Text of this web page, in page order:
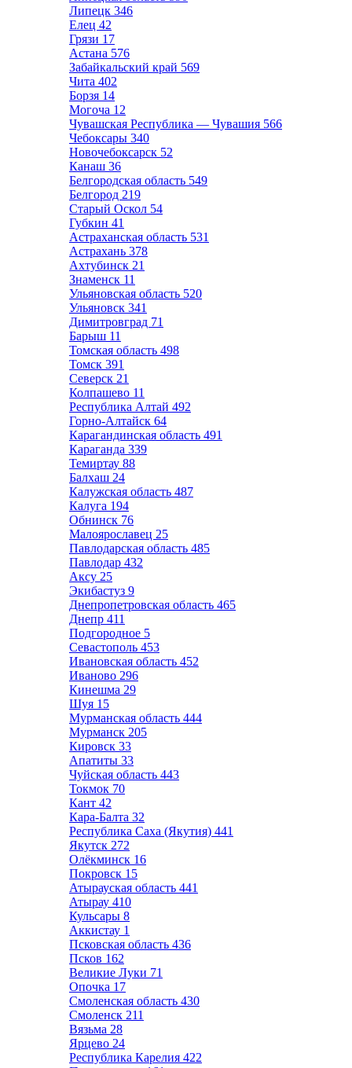
Липецк 346
Елец 42
Грязи 17
Астана 576
Забайкальский край 569
Чита 402
Борзя 14
Могоча 12
Чувашская Республика — Чувашия 566
Чебоксары 340
Новочебоксарск 52
Канаш 36
Белгородская область 549
Белгород 219
Старый Оскол 54
Губкин 41
Астраханская область 531
Астрахань 378
Ахтубинск 21
Знаменск 11
Ульяновская область 520
Ульяновск 341
Димитровград 71
Барыш 11
Томская область 498
Томск 391
Северск 21
Колпашево 11
Республика Алтай 492
Горно-Алтайск 64
Карагандинская область 491
Караганда 339
Темиртау 88
Балхаш 24
Калужская область 487
Калуга 194
Обнинск 76
Малоярославец 25
Павлодарская область 485
Павлодар 432
Аксу 25
Экибастуз 9
Днепропетровская область 465
Днепр 411
Подгородное 5
Севастополь 453
Ивановская область 452
Иваново 296
Кинешма 29
Шуя 15
Мурманская область 444
Мурманск 205
Кировск 33
Апатиты 33
Чуйская область 443
Токмок 70
Кант 42
Кара-Балта 32
Республика Саха (Якутия) 441
Якутск 272
Олёкминск 16
Покровск 15
Атырауская область 441
Атырау 410
Кульсары 8
Аккистау 1
Псковская область 436
Псков 162
Великие Луки 71
Опочка 17
Смоленская область 430
Смоленск 211
Вязьма 28
Ярцево 24
Республика Карелия 422